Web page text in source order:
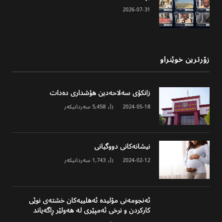
2026-07-31
زۆرترین خوێنراو
زانکۆی سەلاحەدین هۆشداری دەدات
2024-05-18
5,458 سەردانیکەر
نیشانەکانی دووگیانی
2024-02-12
1,743 سەردانیکەر
ئەنجومەنی مۆلیدە ئەهلییەکان خشتەی نوێی
کارکردن و نرخی ئەمپێری لە هەولێر ڕاگەیاند